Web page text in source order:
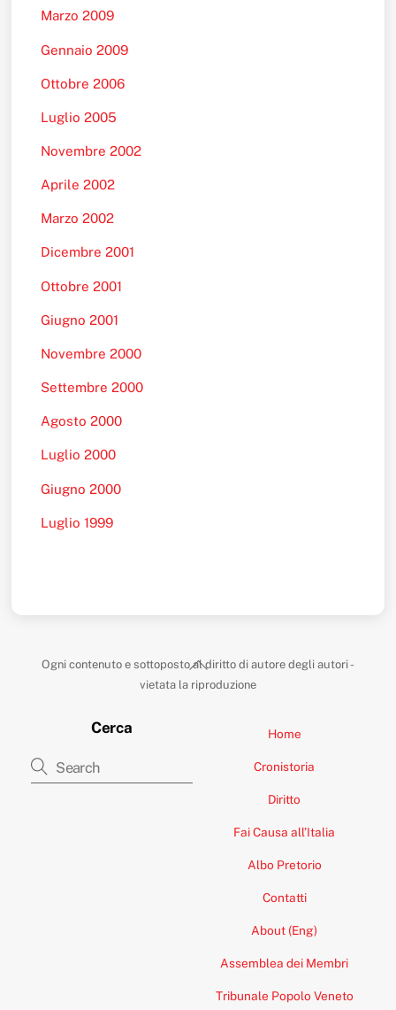
Marzo 2009
Gennaio 2009
Ottobre 2006
Luglio 2005
Novembre 2002
Aprile 2002
Marzo 2002
Dicembre 2001
Ottobre 2001
Giugno 2001
Novembre 2000
Settembre 2000
Agosto 2000
Luglio 2000
Giugno 2000
Luglio 1999
Back
To
Ogni contenuto e sottoposto al diritto di autore degli autori -
vietata la riproduzione
Cerca Home
Cronistoria
Diritto
Fai Causa all’Italia
Albo Pretorio
Contatti
About (Eng)
Assemblea dei Membri
Tribunale Popolo Veneto